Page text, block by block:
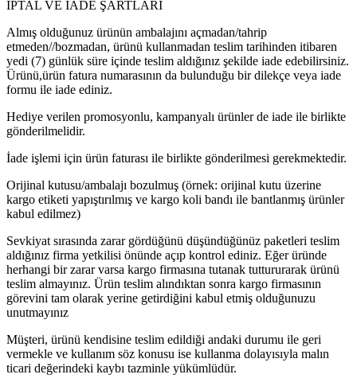
İPTAL VE İADE ŞARTLARI
Almış olduğunuz ürünün ambalajını açmadan/tahrip
etmeden//bozmadan, ürünü kullanmadan teslim tarihinden itibaren
yedi (7) günlük süre içinde teslim aldığınız şekilde iade edebilirsiniz.
Ürünü,ürün fatura numarasının da bulunduğu bir dilekçe veya iade
formu ile iade ediniz.
Hediye verilen promosyonlu, kampanyalı ürünler de iade ile birlikte
gönderilmelidir.
İade işlemi için ürün faturası ile birlikte gönderilmesi gerekmektedir.
Orijinal kutusu/ambalajı bozulmuş (örnek: orijinal kutu üzerine
kargo etiketi yapıştırılmış ve kargo koli bandı ile bantlanmış ürünler
kabul edilmez)
Sevkiyat sırasında zarar gördüğünü düşündüğünüz paketleri teslim
aldığınız firma yetkilisi önünde açıp kontrol ediniz. Eğer üründe
herhangi bir zarar varsa kargo firmasına tutanak tuttururarak ürünü
teslim almayınız. Ürün teslim alındıktan sonra kargo firmasının
görevini tam olarak yerine getirdiğini kabul etmiş olduğunuzu
unutmayınız
Müşteri, ürünü kendisine teslim edildiği andaki durumu ile geri
vermekle ve kullanım söz konusu ise kullanma dolayısıyla malın
ticari değerindeki kaybı tazminle yükümlüdür.